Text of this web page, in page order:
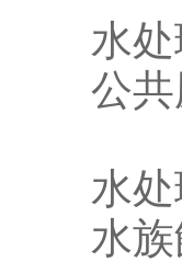
水
公
水
水